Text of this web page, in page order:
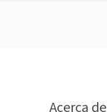
Acerca de